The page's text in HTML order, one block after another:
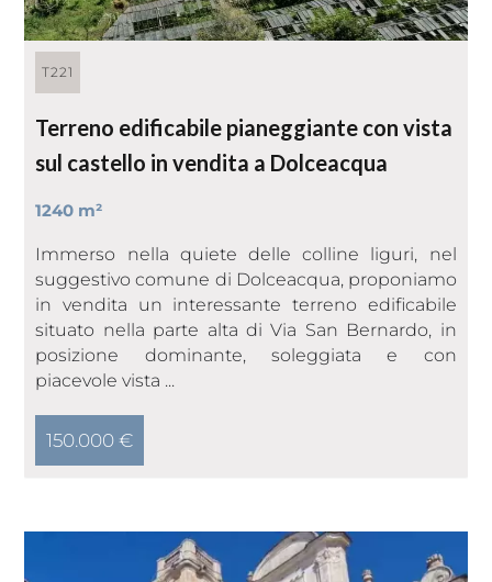
T221
Terreno edificabile pianeggiante con vista
sul castello in vendita a Dolceacqua
1240 m²
Immerso nella quiete delle colline liguri, nel
suggestivo comune di Dolceacqua, proponiamo
in vendita un interessante terreno edificabile
situato nella parte alta di Via San Bernardo, in
posizione dominante, soleggiata e con
piacevole vista ...
150.000 €